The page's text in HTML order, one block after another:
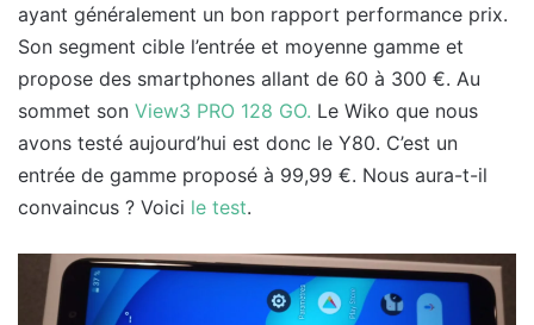
ayant généralement un bon rapport performance prix.
Son segment cible l’entrée et moyenne gamme et
propose des smartphones allant de 60 à 300 €. Au
sommet son View3 PRO 128 GO. Le Wiko que nous
avons testé aujourd’hui est donc le Y80. C’est un
entrée de gamme proposé à 99,99 €. Nous aura-t-il
convaincus ? Voici le test.